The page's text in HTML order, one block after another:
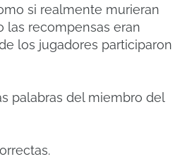
si realmente murieran
las recompensas eran
los jugadores participaron
palabras del miembro del